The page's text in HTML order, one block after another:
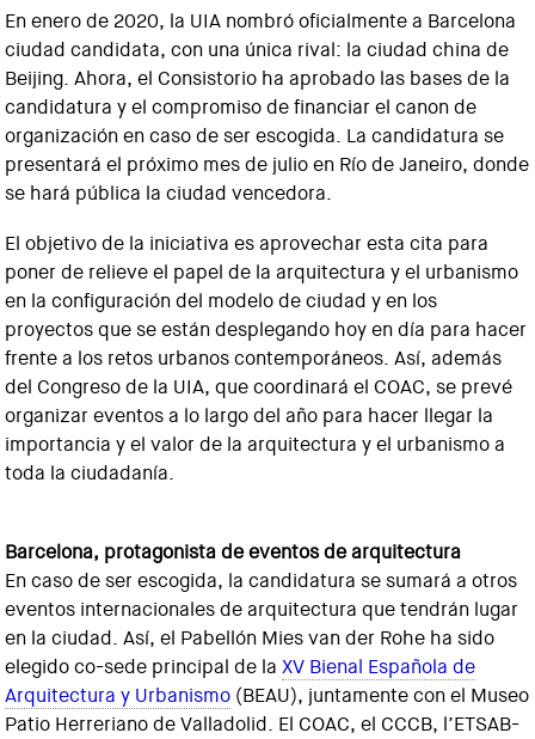
En enero de 2020, la UIA nombró oficialmente a Barcelona
ciudad candidata, con una única rival: la ciudad china de
Beijing. Ahora, el Consistorio ha aprobado las bases de la
candidatura y el compromiso de financiar el canon de
organización en caso de ser escogida. La candidatura se
presentará el próximo mes de julio en Río de Janeiro, donde
se hará pública la ciudad vencedora.
El objetivo de la iniciativa es aprovechar esta cita para
poner de relieve el papel de la arquitectura y el urbanismo
en la configuración del modelo de ciudad y en los
proyectos que se están desplegando hoy en día para hacer
frente a los retos urbanos contemporáneos. Así, además
del Congreso de la UIA, que coordinará el COAC, se prevé
organizar eventos a lo largo del año para hacer llegar la
importancia y el valor de la arquitectura y el urbanismo a
toda la ciudadanía.
Barcelona, protagonista de eventos de arquitectura
En caso de ser escogida, la candidatura se sumará a otros
eventos internacionales de arquitectura que tendrán lugar
en la ciudad. Así, el Pabellón Mies van der Rohe ha sido
elegido co-sede principal de laXV Bienal Española de
Arquitectura y Urbanismo (BEAU), juntamente con el Museo
Patio Herreriano de Valladolid. El COAC, el CCCB, l’ETSAB-